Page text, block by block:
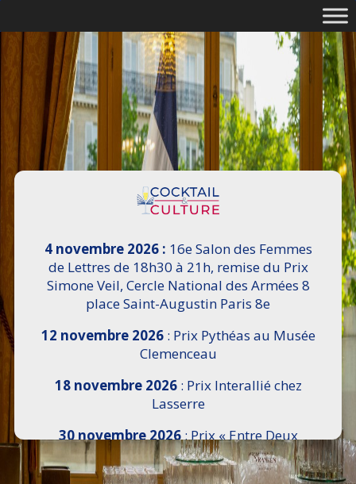
4 novembre 2026 : 16e Salon des Femmes
de Lettres de 18h30 à 21h, remise du Prix
Simone Veil, Cercle National des Armées 8
place Saint-Augustin Paris 8e
12 novembre 2026: Prix Pythéas au Musée
Clemenceau
18 novembre 2026: Prix Interallié chez
Lasserre
30 novembre 2026: Prix « Entre Deux
Rives » I Scemi Astutti au Sénat